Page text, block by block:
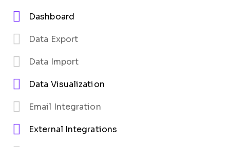
Dashboard
Data Export
Data Import
Data Visualization
Email Integration
External Integrations